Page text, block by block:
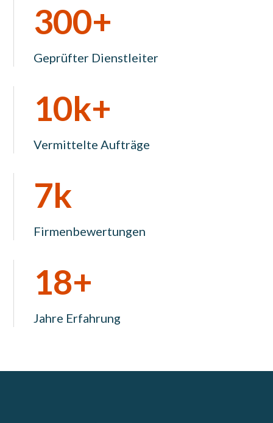
300+
Geprüfter Dienstleiter
10k+
Vermittelte Aufträge
7k
Firmenbewertungen
18+
Jahre Erfahrung